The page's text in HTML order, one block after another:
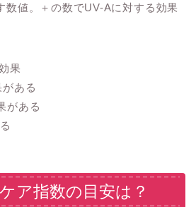
数値。＋の数でUV-Aに対する効果
果
ある
ある
ア指数の目安は？